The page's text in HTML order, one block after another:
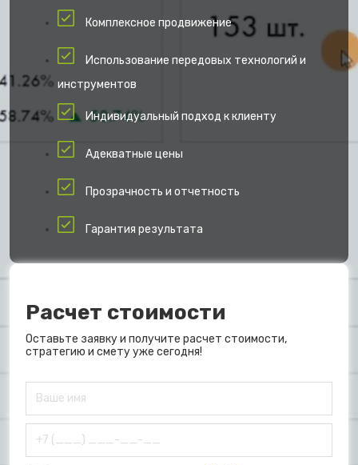
Комплексное продвижение
Использование передовых технологий и
инструментов
Индивидуальный подход к клиенту
Адекватные цены
Прозрачность и отчетность
Гарантия результата
Расчет стоимости
Оставьте заявку и получите расчет стоимости,
стратегию и смету уже сегодня!